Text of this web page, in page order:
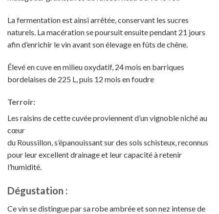
La fermentation est ainsi arrêtée, conservant les sucres
naturels. La macération se poursuit ensuite pendant 21 jours
afin d’enrichir le vin avant son élevage en fûts de chêne.
Élevé en cuve en milieu oxydatif, 24 mois en barriques
bordelaises de 225 L, puis 12 mois en foudre
Terroir:
Les raisins de cette cuvée proviennent d’un vignoble niché au
cœur
du Roussillon, s’épanouissant sur des sols schisteux, reconnus
pour leur excellent drainage et leur capacité à retenir
l’humidité.
Dégustation :
Ce vin se distingue par sa robe ambrée et son nez intense de